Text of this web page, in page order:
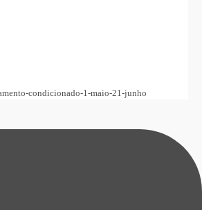
condicionado-1-maio-21-junho